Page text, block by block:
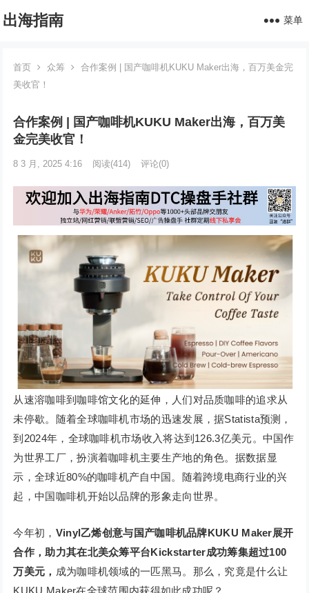
出海指南 菜单
首页 众筹
合作案例 | 国产咖啡机KUKU Maker出海，百万美金完
美收官！
合作案例 | 国产咖啡机KUKU Maker出海，百万美
金完美收官！
8 3 月, 2025 4:16 阅读(414) 评论(0)
从速溶咖啡到咖啡馆文化的延伸，人们对品质咖啡的追求从
未停歇。随着全球咖啡机市场的迅速发展，据Statista预测，
到2024年，全球咖啡机市场收入将达到126.3亿美元。中国作
为世界工厂，扮演着咖啡机主要生产地的角色。据数据显
示，全球近80%的咖啡机产自中国。随着跨境电商行业的兴
起，中国咖啡机开始以品牌的形象走向世界。
今年初， Vinyl乙烯创意与国产咖啡机品牌KUKU Maker展开
合作，助力其在北美众筹平台Kickstarter成功筹集超过100
万美元， 成为咖啡机领域的一匹黑马。那么，究竟是什么让